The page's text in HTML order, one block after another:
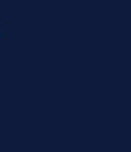
Youtube
Instagram
TikTok